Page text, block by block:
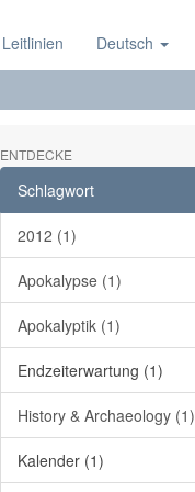
Leitlinien Deutsch
ENTDECKE
Schlagwort
2012 (1)
Apokalypse (1)
Apokalyptik (1)
Endzeiterwartung (1)
History & Archaeology (1)
Kalender (1)